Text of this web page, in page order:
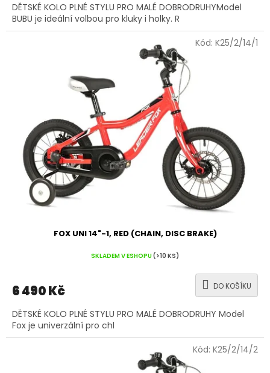
DĚTSKÉ KOLO PLNÉ STYLU PRO MALÉ DOBRODRUHYModel
BUBU je ideální volbou pro kluky i holky. R
FOX UNI 14"-1, RED (CHAIN, DISC BRAKE)
SKLADEM V ESHOPU(>10 KS)
6 490 Kč DO KOŠÍKU
DĚTSKÉ KOLO PLNÉ STYLU PRO MALÉ DOBRODRUHY Model
Fox je univerzální pro chl
Kód: K25/2/14/1
Kód: K25/2/14/2